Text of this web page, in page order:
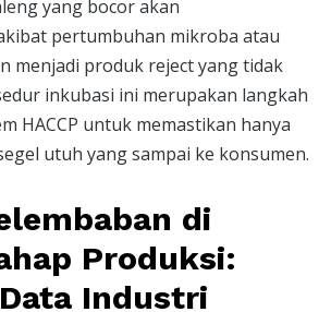
yang bocor akan
pertumbuhan mikroba atau
menjadi produk reject yang tidak
inkubasi ini merupakan langkah
HACCP untuk memastikan hanya
utuh yang sampai ke konsumen.
di
Produksi:
Industri